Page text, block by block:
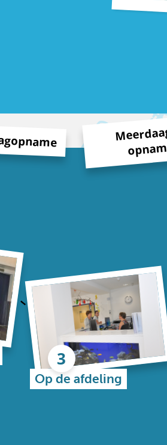
Op de afdeling